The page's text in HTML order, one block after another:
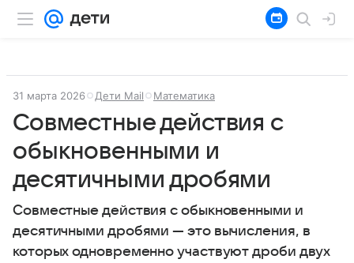
31 марта 2026 Дети Mail Математика
Совместные действия с
обыкновенными и
десятичными дробями
Совместные действия с обыкновенными и
десятичными дробями — это вычисления, в
которых одновременно участвуют дроби двух